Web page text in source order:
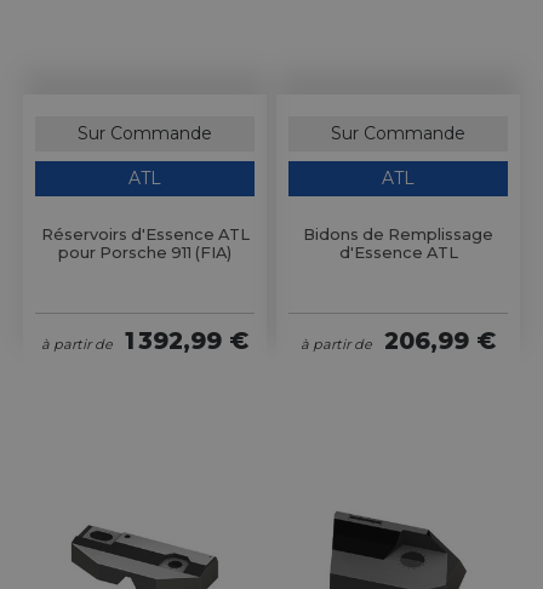
Sur Commande
ATL
Réservoirs d'Essence ATL
pour Porsche 911 (FIA)
à partir de 1 392,99 €
Sur Commande
ATL
Bidons de Remplissage
d'Essence ATL
à partir de 206,99 €